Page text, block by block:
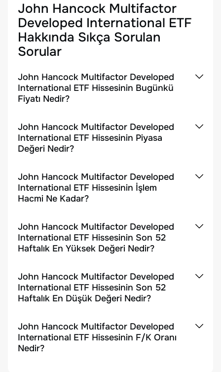
John Hancock Multifactor
Developed International ETF
Hakkında Sıkça Sorulan
Sorular
John Hancock Multifactor Developed
International ETF Hissesinin Bugünkü
Fiyatı Nedir?
John Hancock Multifactor Developed
International ETF Hissesinin Piyasa
Değeri Nedir?
John Hancock Multifactor Developed
International ETF Hissesinin İşlem
Hacmi Ne Kadar?
John Hancock Multifactor Developed
International ETF Hissesinin Son 52
Haftalık En Yüksek Değeri Nedir?
John Hancock Multifactor Developed
International ETF Hissesinin Son 52
Haftalık En Düşük Değeri Nedir?
John Hancock Multifactor Developed
International ETF Hissesinin F/K Oranı
Nedir?